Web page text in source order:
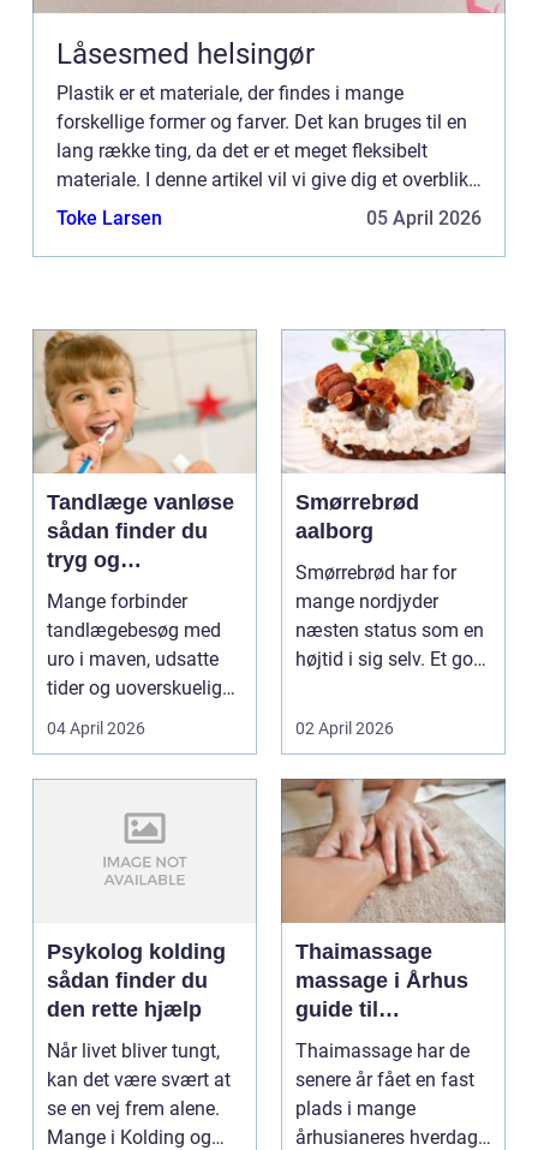
Låsesmed helsingør
Plastik er et materiale, der findes i mange
forskellige former og farver. Det kan bruges til en
lang række ting, da det er et meget fleksibelt
materiale. I denne artikel vil vi give dig et overblik
over plastik og dens historie samt hvordan det
Toke Larsen 05 April 2026
Tandlæge vanløse
sådan finder du
tryg og
professionel
tandpleje
Mange forbinder
tandlægebesøg med
uro i maven, udsatte
tider og uoverskuelige
priser. Samtidig ved
04 April 2026
Smørrebrød
aalborg
Smørrebrød har for
mange nordjyder
næsten status som en
højtid i sig selv. Et godt
02 April 2026
Psykolog kolding
sådan finder du
den rette hjælp
Når livet bliver tungt,
kan det være svært at
se en vej frem alene.
Mange i Kolding og
Thaimassage
massage i Århus
guide til
afslapning,
smidighed og
bedre velvære
Thaimassage har de
senere år fået en fast
plads i mange
århusianeres hverdag.